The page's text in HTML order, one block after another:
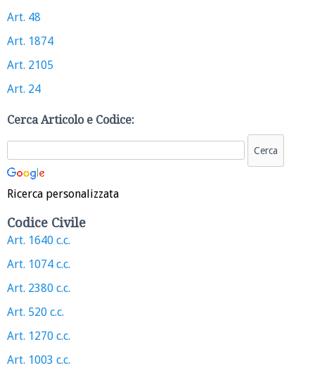
Art. 48
Art. 1874
Art. 2105
Art. 24
Cerca Articolo e Codice:
Ricerca personalizzata
Codice Civile
Art. 1640 c.c.
Art. 1074 c.c.
Art. 2380 c.c.
Art. 520 c.c.
Art. 1270 c.c.
Art. 1003 c.c.